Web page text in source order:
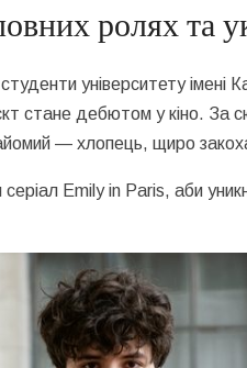
ролях та
студенти університету
стане дебютом у кіно. За
— хлопець, щиро
Emily in Paris, аби